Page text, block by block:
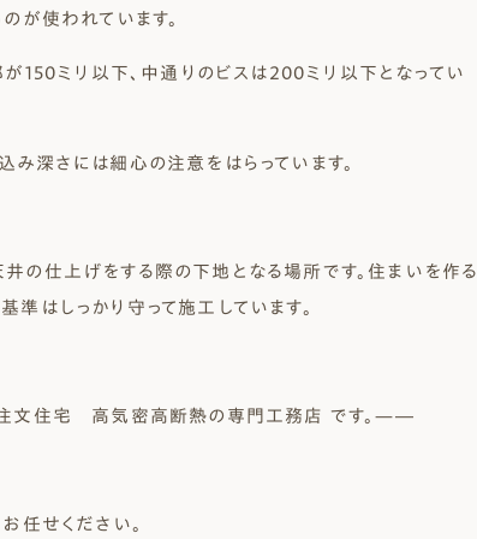
が使われています。
が150ミリ以下、中通りのビスは200ミリ以下となってい
み深さには細心の注意をはらっています。
の仕上げをする際の下地となる場所です。住まいを作る
準はしっかり守って施工しています。
文住宅 高気密高断熱の専門工務店 です。—―
任せください。